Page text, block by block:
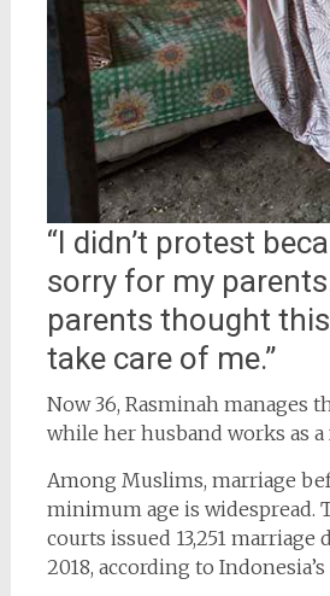
“I didn’t protest
sorry for my
parents thought
take care of me.”
Now 36, Rasminah manages
while her husband works as a
Among Muslims, marriage
minimum age is widespread.
courts issued 13,251
2018, according to